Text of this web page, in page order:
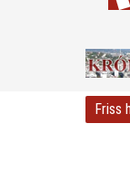
Friss
Magyar